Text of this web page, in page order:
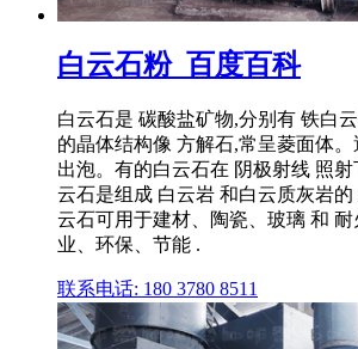
白云石粉_百度百科
白云石是 碳酸盐矿物,分别有 铁白
的晶体结构像 方解石,常呈菱面体
出泡。有的白云石在 阴极射线 照
云石是组成 白云岩 和白云质灰岩
云石可用于建材、陶瓷、玻璃 和
业、环保、节能 .
联系电话: 180 3780 8511